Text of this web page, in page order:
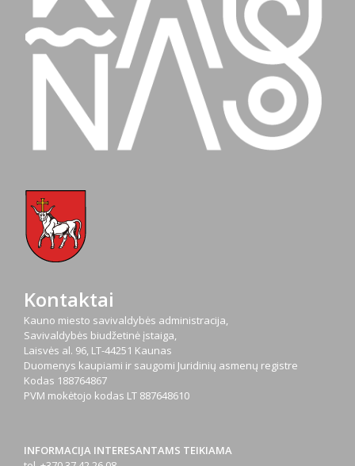
Kontaktai
Kauno miesto savivaldybės administracija,
Savivaldybės biudžetinė įstaiga,
Laisvės al. 96, LT-44251 Kaunas
Duomenys kaupiami ir saugomi Juridinių asmenų registre
Kodas 188764867
PVM mokėtojo kodas LT 887648610
INFORMACIJA INTERESANTAMS TEIKIAMA